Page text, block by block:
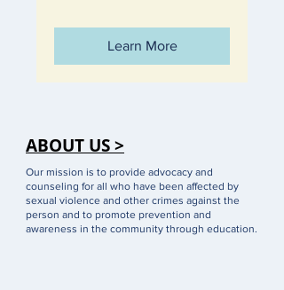
Learn More
ABOUT US >
Our mission is to provide advocacy and
counseling for all who have been affected by
sexual violence and other crimes against the
person and to promote prevention and
awareness in the community through education.